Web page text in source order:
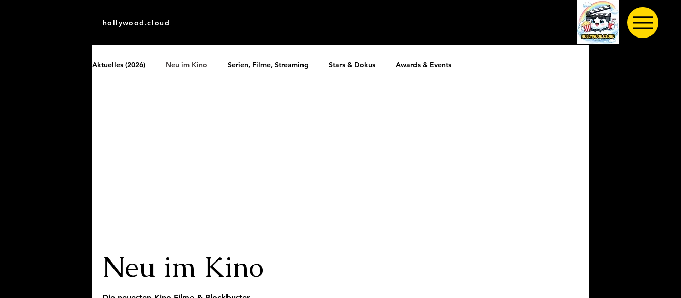
hollywood.cloud
Aktuelles (2026) Neu im Kino Serien, Filme, Streaming Stars & Dokus Awards & Events
Neu im Kino